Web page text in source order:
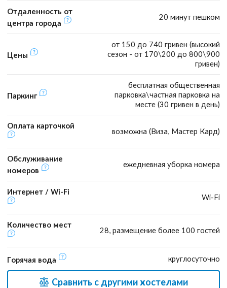
Отдаленность от
центра города
20 минут пешком
Цены
от 150 до 740 гривен (высокий
сезон - от 170\200 до 800\900
гривен)
Паркинг
бесплатная общественная
парковка\частная парковка на
месте (30 гривен в день)
Оплата карточкой
возможна (Виза, Мастер Кард)
Обслуживание
номеров
ежедневная уборка номера
Интернет / Wi-Fi
Wi-Fi
Количество мест
28, размещение более 100 гостей
Горячая вода круглосуточно
Сравнить с другими хостелами